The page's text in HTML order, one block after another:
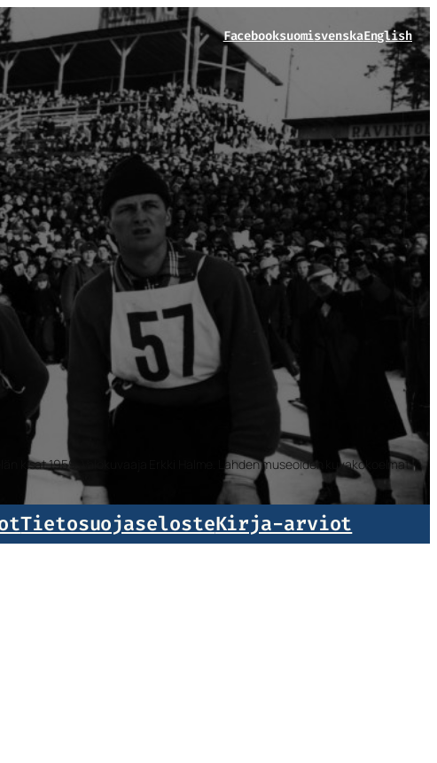
FacebooksuomisvenskaEnglish
kisat 1959. Valokuvaaja Erkki Halme. Lahden museoiden kuvakokoelmat.
TietosuojaselosteKirja-arviot